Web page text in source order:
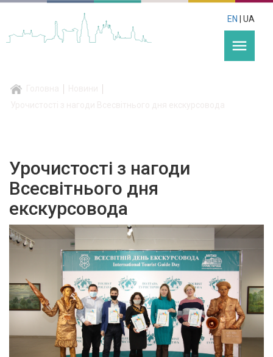
EN | UA
menu
Урочистості з нагоди
Всесвітнього дня
екскурсовода